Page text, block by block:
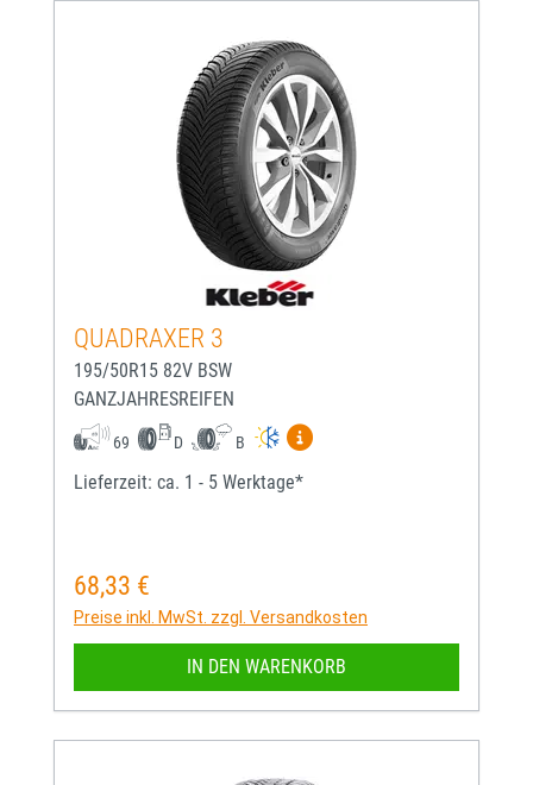
QUADRAXER 3
195/50R15 82V BSW
GANZJAHRESREIFEN
69 D B
Mehr Informationen zum
Lieferzeit: ca. 1 - 5 Werktage*
Regulärer Preis:
68,33 €
Preise inkl. MwSt. zzgl. Versandkosten
IN DEN WARENKORB